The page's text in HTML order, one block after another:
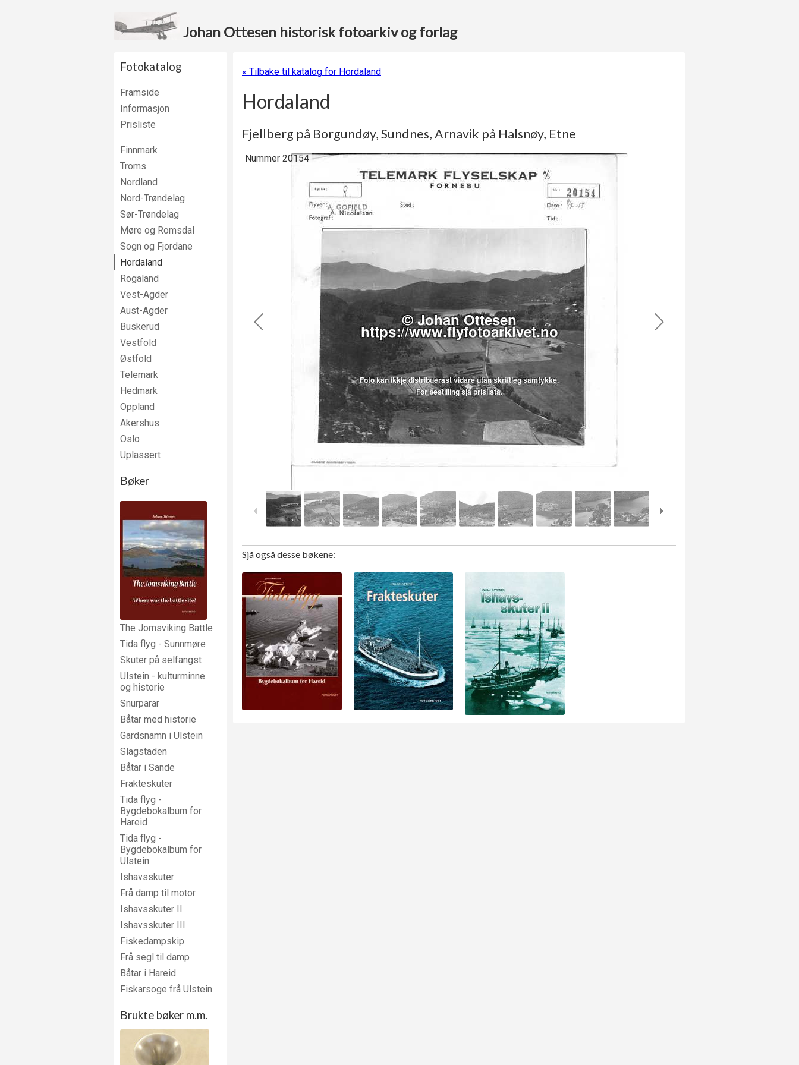
Johan Ottesen historisk fotoarkiv og forlag
Fotokatalog
Framside
Informasjon
Prisliste
Finnmark
Troms
Nordland
Nord-Trøndelag
Sør-Trøndelag
Møre og Romsdal
Sogn og Fjordane
Hordaland
Rogaland
Vest-Agder
Aust-Agder
Buskerud
Vestfold
Østfold
Telemark
Hedmark
Oppland
Akershus
Oslo
Uplassert
Bøker
The Jomsviking Battle
Tida flyg - Sunnmøre
Skuter på selfangst
Ulstein - kulturminne
og historie
Snurparar
Båtar med historie
Gardsnamn i Ulstein
Slagstaden
Båtar i Sande
Frakteskuter
Tida flyg -
Bygdebokalbum for
Hareid
Tida flyg -
Bygdebokalbum for
Ulstein
Ishavsskuter
Frå damp til motor
Ishavsskuter II
Ishavsskuter III
Fiskedampskip
Frå segl til damp
Båtar i Hareid
Fiskarsoge frå Ulstein
Brukte bøker m.m.
« Tilbake til katalog for Hordaland
Hordaland
Fjellberg på Borgundøy, Sundnes, Arnavik på Halsnøy, Etne
Nummer 20154
Sjå også desse bøkene: